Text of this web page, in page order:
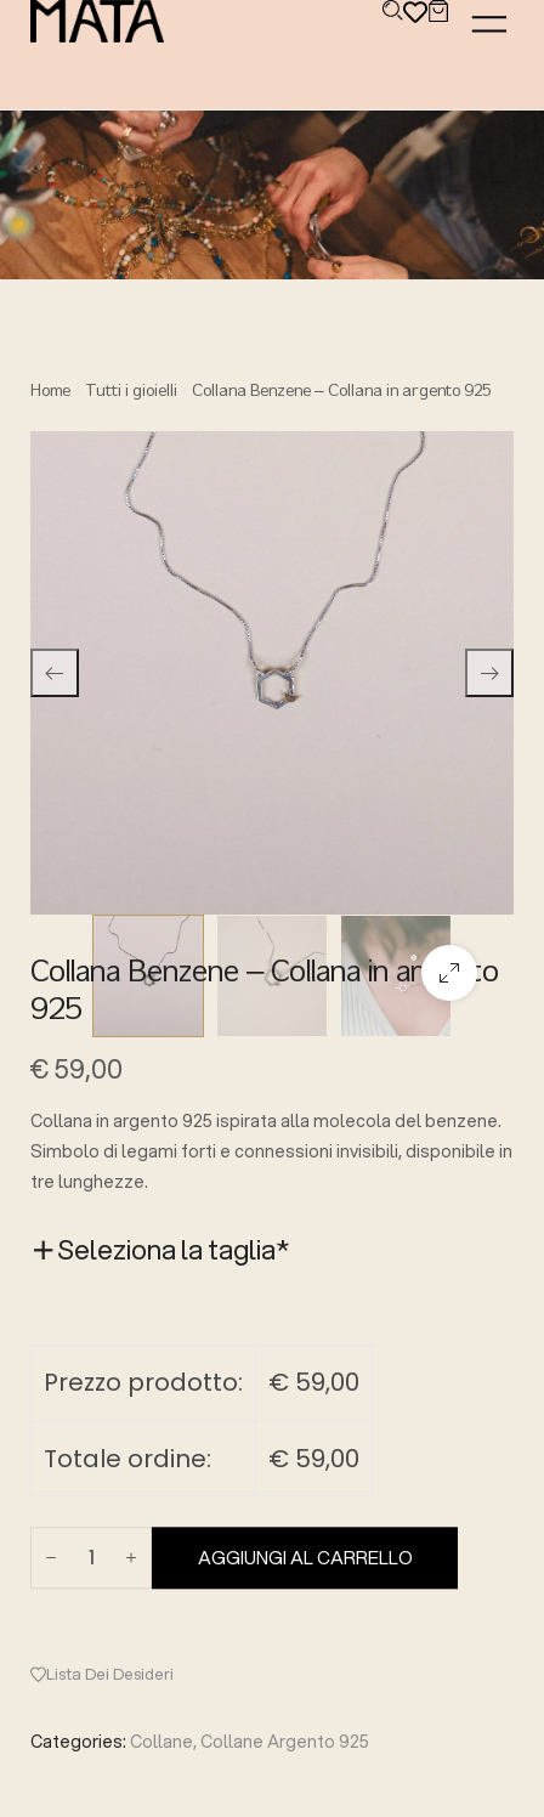
Home Tutti i gioielli Collana Benzene – Collana in argento 925
Collana Benzene – Collana in argento
925
€59,00
Collana in argento 925 ispirata alla molecola del benzene.
Simbolo di legami forti e connessioni invisibili, disponibile in
tre lunghezze.
Seleziona la taglia*
Prezzo prodotto: € 59,00
Totale ordine: € 59,00
AGGIUNGI AL CARRELLO
Lista Dei Desideri
Categories: Collane, Collane Argento 925